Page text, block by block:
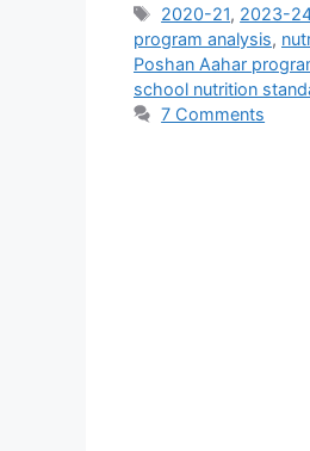
Tags
2020-21, 2023-
program analysis,
Poshan Aahar
school nutrition
7 Comments